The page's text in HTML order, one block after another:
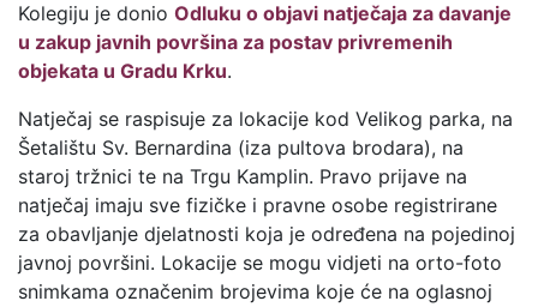
Kolegiju je donio Odluku o objavi natječaja za davanje
u zakup javnih površina za postav privremenih
objekata u Gradu Krku.
Natječaj se raspisuje za lokacije kod Velikog parka, na
Šetalištu Sv. Bernardina (iza pultova brodara), na
staroj tržnici te na Trgu Kamplin. Pravo prijave na
natječaj imaju sve fizičke i pravne osobe registrirane
za obavljanje djelatnosti koja je određena na pojedinoj
javnoj površini. Lokacije se mogu vidjeti na orto-foto
snimkama označenim brojevima koje će na oglasnoj